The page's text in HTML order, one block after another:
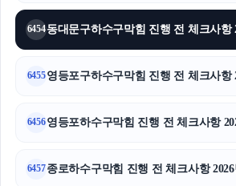
6454
6455영등포구하수구막힘 진행 전 체크사항
6456영등포하수구막힘 진행 전 체크사항
6457종로하수구막힘 진행 전 체크사항